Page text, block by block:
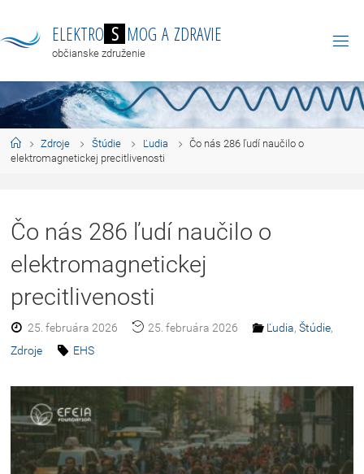
ELEKTRO S MOG A ZDRAVIE
občianske združenie
Zdroje Štúdie Ľudia
Čo nás 286 ľudí naučilo o
elektromagnetickej precitlivenosti
Čo nás 286 ľudí naučilo o
elektromagnetickej
precitlivenosti
25. februára 2026 25. februára 2026 Ľudia,Štúdie,
Zdroje
EHS